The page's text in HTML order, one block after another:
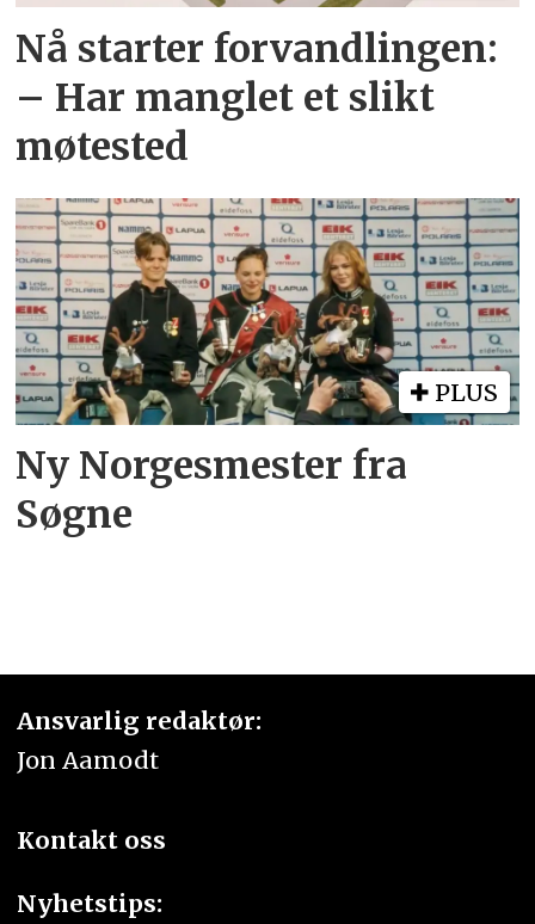
Nå starter forvandlingen:
– Har manglet et slikt
møtested
PLUS
Ny Norgesmester fra
Søgne
Ansvarlig redaktør:
Jon Aamodt
Kontakt oss
Nyhetstips: